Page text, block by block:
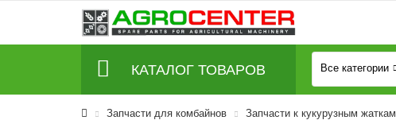
КАТАЛОГ ТОВАРОВ Все категории
Запчасти для комбайнов Запчасти к кукурузным жаткам